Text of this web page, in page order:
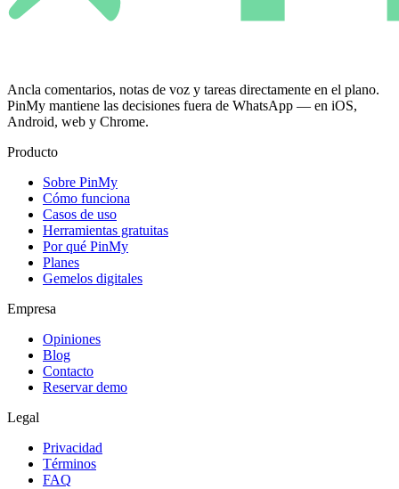
Ancla comentarios, notas de voz y tareas directamente en el plano.
PinMy mantiene las decisiones fuera de WhatsApp — en iOS,
Android, web y Chrome.
Producto
Sobre PinMy
Cómo funciona
Casos de uso
Herramientas gratuitas
Por qué PinMy
Planes
Gemelos digitales
Empresa
Opiniones
Blog
Contacto
Reservar demo
Legal
Privacidad
Términos
FAQ